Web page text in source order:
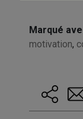
Marqué
motivation,